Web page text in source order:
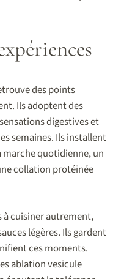
des points
Ils adoptent des
digestives et
semaines. Ils installent
quotidienne, un
collation protéinée
à cuisiner autrement,
légères. Ils gardent
ces moments.
ablation vesicule